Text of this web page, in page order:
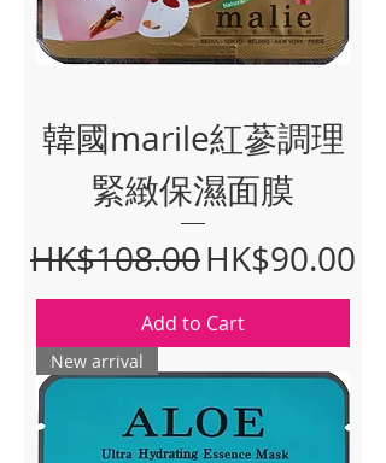
韓國marile紅蔘調理
緊緻保濕面膜
Regular Price
HK$108.00Sale Price
HK$90.00
Add to Cart
New arrival